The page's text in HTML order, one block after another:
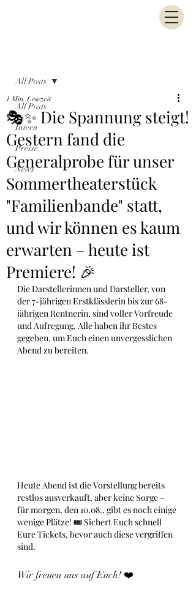
All Posts
Intern
Presse
News
All Posts
🎭✨ Die Spannung steigt!
Gestern fand die
Generalprobe für unser
Sommertheaterstück
"Familienbande" statt,
und wir können es kaum
erwarten – heute ist
Premiere! 🎉
1 Min. Lesezeit
Die Darstellerinnen und Darsteller, von
der 7-jährigen Erstklässlerin bis zur 68-
jährigen Rentnerin, sind voller Vorfreude
und Aufregung. Alle haben ihr Bestes
gegeben, um Euch einen unvergesslichen
Abend zu bereiten.
Heute Abend ist die Vorstellung bereits
restlos ausverkauft, aber keine Sorge –
für morgen, den 10.08., gibt es noch einige
wenige Plätze! 🎟️ Sichert Euch schnell
Eure Tickets, bevor auch diese vergriffen
sind.
Wir freuen uns auf Euch! ❤️